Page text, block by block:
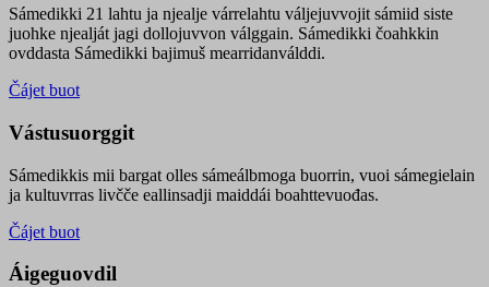
Sámedikki 21 lahtu ja njealje várrelahtu váljejuvvojit sámiid siste
juohke njealját jagi dollojuvvon válggain. Sámedikki čoahkkin
ovddasta Sámedikki bajimuš mearridanválddi.
Čájet buot
Vástusuorggit
Sámedikkis mii bargat olles sámeálbmoga buorrin, vuoi sámegielain
ja kultuvrras livčče eallinsadji maiddái boahttevuođas.
Čájet buot
Áigeguovdil